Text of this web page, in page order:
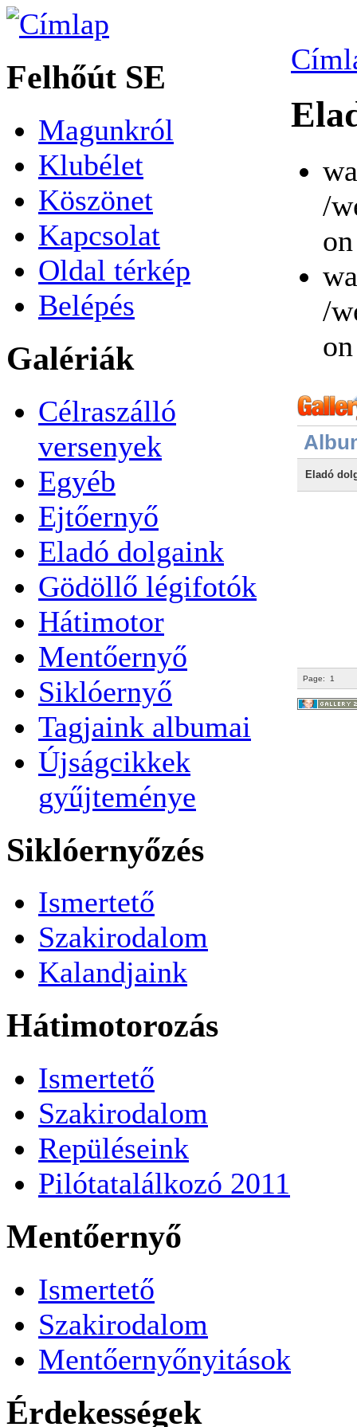
Felhőút SE
Magunkról
Klubélet
Köszönet
Kapcsolat
Oldal térkép
Belépés
Galériák
Célraszálló
versenyek
Egyéb
Ejtőernyő
Eladó dolgaink
Gödöllő légifotók
Hátimotor
Mentőernyő
Siklóernyő
Tagjaink albumai
Újságcikkek
gyűjteménye
Siklóernyőzés
Ismertető
Szakirodalom
Kalandjaink
Hátimotorozás
Ismertető
Szakirodalom
Repüléseink
Pilótatalálkozó 2011
Mentőernyő
Ismertető
Szakirodalom
Mentőernyőnyitások
Érdekességek
/
/
Eladó
Page: 1